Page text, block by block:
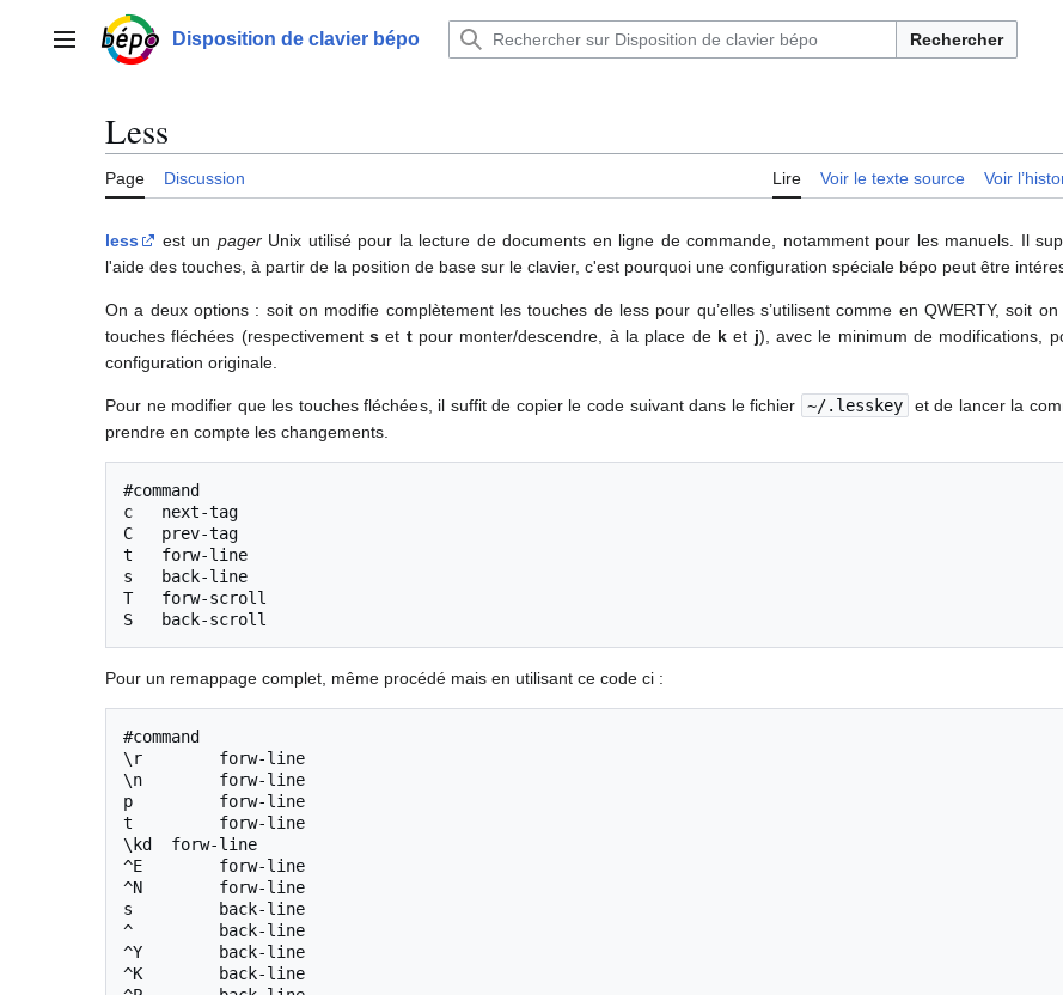
contenuMenu principalDisposition de clavier bépo Rechercher
Less
Page Discussion Lire Voir le texte source Voir
less est un pagerUnix utilisé pour la lecture de documents en ligne de commande, notamment pour les manuels. Il
l'aide des touches, à partir de la position de base sur le clavier, c'est pourquoi une configuration spéciale bépo peut être
On a deux options : soit on modifie complètement les touches de less pour qu’elles s’utilisent comme en QWERTY, soit
touches fléchées (respectivement s et tpour monter/descendre, à la place de k et j), avec le minimum de modifications,
configuration originale.
Pour ne modifier que les touches fléchées, il suffit de copier le code suivant dans le fichier ~/.lesskey et de lancer la
prendre en compte les changements.
#command
c   next-tag
C   prev-tag
t   forw-line
s   back-line
T   forw-scroll
S   back-scroll
Pour un remappage complet, même procédé mais en utilisant ce code ci :
#command
\r        forw-line
\n        forw-line
p         forw-line
t         forw-line
\kd  forw-line
^E        forw-line
^N        forw-line
s         back-line
^         back-line
^Y        back-line
^K        back-line